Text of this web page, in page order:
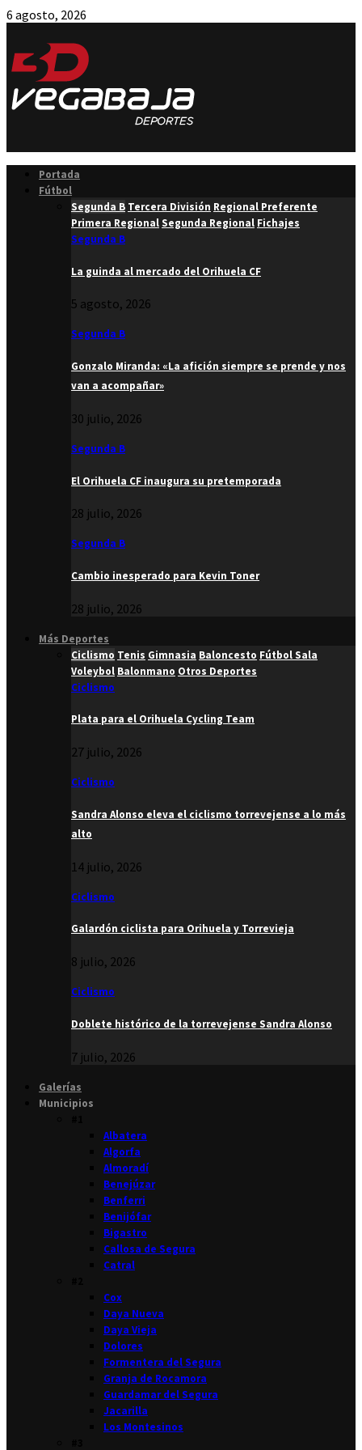
6 agosto, 2026
Portada
Fútbol
Segunda B Tercera División Regional Preferente
Primera RegionalSegunda Regional Fichajes
Segunda B
La guinda al mercado del Orihuela CF
5 agosto, 2026
Segunda B
Gonzalo Miranda: «La afición siempre se prende y nos
van a acompañar»
30 julio, 2026
Segunda B
El Orihuela CF inaugura su pretemporada
28 julio, 2026
Segunda B
Cambio inesperado para Kevin Toner
28 julio, 2026
Más Deportes
Ciclismo Tenis Gimnasia Baloncesto Fútbol Sala
Voleybol Balonmano Otros Deportes
Ciclismo
Plata para el Orihuela Cycling Team
27 julio, 2026
Ciclismo
Sandra Alonso eleva el ciclismo torrevejense a lo más
alto
14 julio, 2026
Ciclismo
Galardón ciclista para Orihuela y Torrevieja
8 julio, 2026
Ciclismo
Doblete histórico de la torrevejense Sandra Alonso
7 julio, 2026
Galerías
Municipios
Albatera
Algorfa
Almoradí
Benejúzar
Benferri
Benijófar
Bigastro
Callosa de Segura
Catral
Cox
Daya Nueva
Daya Vieja
Dolores
Formentera del Segura
Granja de Rocamora
Guardamar del Segura
Jacarilla
Los Montesinos